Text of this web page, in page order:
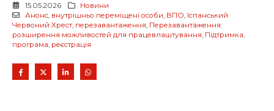
15.05.2026
Новини
Анонс, внутрішньо переміщені особи, ВПО, Іспанський
Червоний Хрест, перезавантаження, Перезавантаження:
розширення можливостей для працевлаштування, Підтримка,
програма, реєстрація